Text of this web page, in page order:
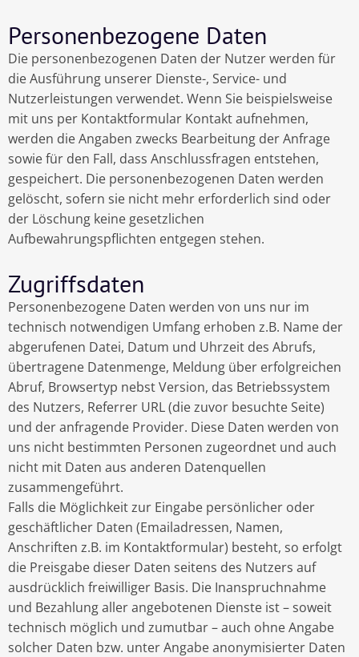
Personenbezogene Daten
Die personenbezogenen Daten der Nutzer werden für
die Ausführung unserer Dienste-, Service- und
Nutzerleistungen verwendet. Wenn Sie beispielsweise
mit uns per Kontaktformular Kontakt aufnehmen,
werden die Angaben zwecks Bearbeitung der Anfrage
sowie für den Fall, dass Anschlussfragen entstehen,
gespeichert. Die personenbezogenen Daten werden
gelöscht, sofern sie nicht mehr erforderlich sind oder
der Löschung keine gesetzlichen
Aufbewahrungspflichten entgegen stehen.
Zugriffsdaten
Personenbezogene Daten werden von uns nur im
technisch notwendigen Umfang erhoben z.B. Name der
abgerufenen Datei, Datum und Uhrzeit des Abrufs,
übertragene Datenmenge, Meldung über erfolgreichen
Abruf, Browsertyp nebst Version, das Betriebssystem
des Nutzers, Referrer URL (die zuvor besuchte Seite)
und der anfragende Provider. Diese Daten werden von
uns nicht bestimmten Personen zugeordnet und auch
nicht mit Daten aus anderen Datenquellen
zusammengeführt.
Falls die Möglichkeit zur Eingabe persönlicher oder
geschäftlicher Daten (Emailadressen, Namen,
Anschriften z.B. im Kontaktformular) besteht, so erfolgt
die Preisgabe dieser Daten seitens des Nutzers auf
ausdrücklich freiwilliger Basis. Die Inanspruchnahme
und Bezahlung aller angebotenen Dienste ist – soweit
technisch möglich und zumutbar – auch ohne Angabe
solcher Daten bzw. unter Angabe anonymisierter Daten